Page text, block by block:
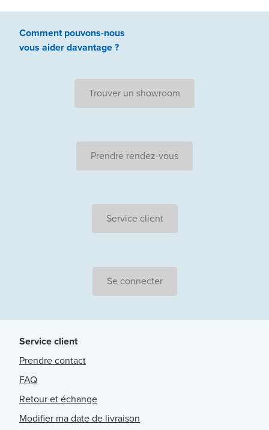
Comment pouvons-nous
vous aiderdavantage ?
Trouver un showroom
Prendre rendez-vous
Service client
Se connecter
Service client
Prendre contact
FAQ
Retour et échange
Modifier ma date de livraison